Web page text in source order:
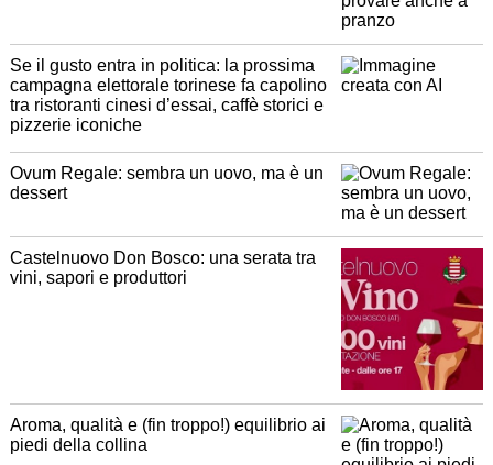
Se il gusto entra in politica: la prossima
campagna elettorale torinese fa capolino
tra ristoranti cinesi d’essai, caffè storici e
pizzerie iconiche
Ovum Regale: sembra un uovo, ma è un
dessert
Castelnuovo Don Bosco: una serata tra
vini, sapori e produttori
Aroma, qualità e (fin troppo!) equilibrio ai
piedi della collina